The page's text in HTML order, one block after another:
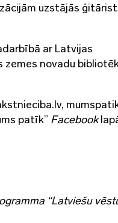
uzstājās
ar Latvijas
zemes novadu
patīk” Facebook
“Latviešu